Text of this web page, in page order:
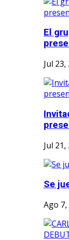
El
Jul 23,
Jul 21,
Se
Ago 7,